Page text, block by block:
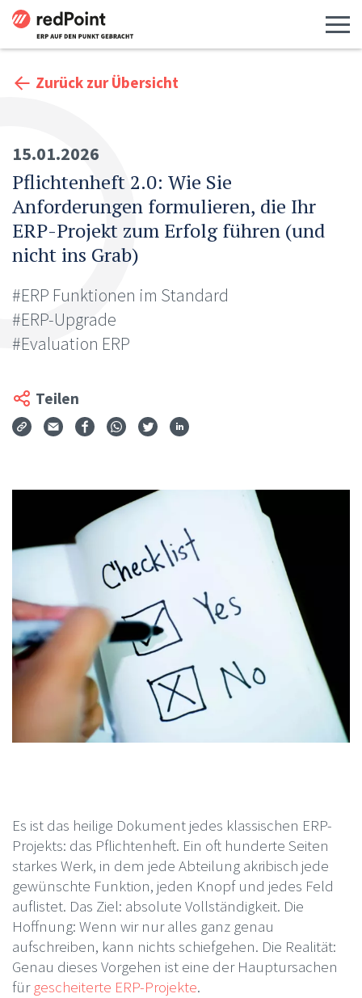
Zurück zur Übersicht
15.01.2026
Pflichtenheft 2.0: Wie Sie
Anforderungen formulieren, die Ihr
ERP-Projekt zum Erfolg führen (und
nicht ins Grab)
#ERP Funktionen im Standard
#ERP-Upgrade
#Evaluation ERP
Teilen
Via Mail teilen
Auf Facebook teilen
Auf WhatsApp teilen
Auf Twitter teilen
Auf LinkedIn teilen
Es ist das heilige Dokument jedes klassischen ERP-
Projekts: das Pflichtenheft. Ein oft hunderte Seiten
starkes Werk, in dem jede Abteilung akribisch jede
gewünschte Funktion, jeden Knopf und jedes Feld
auflistet. Das Ziel: absolute Vollständigkeit. Die
Hoffnung: Wenn wir nur alles ganz genau
aufschreiben, kann nichts schiefgehen. Die Realität:
Genau dieses Vorgehen ist eine der Hauptursachen
für gescheiterte ERP-Projekte.